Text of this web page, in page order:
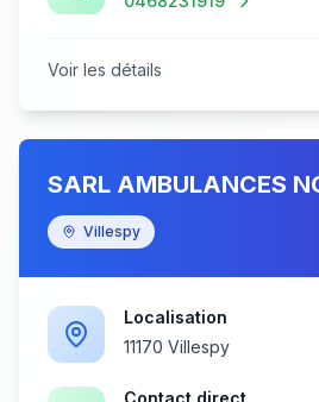
Voir les détails
SARL AMBULANCES
Villespy
Localisation
11170 Villespy
Contact direct